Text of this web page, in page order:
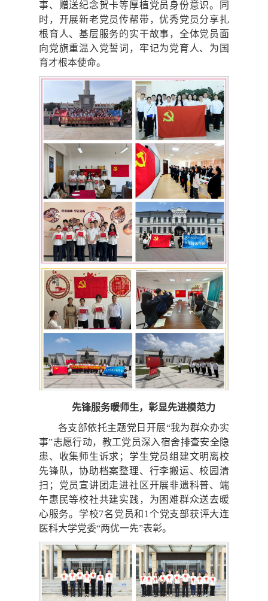
事、赠送纪念贺卡等厚植党员身份意识。同
时，开展新老党员传帮带，优秀党员分享扎
根育人、基层服务的实干故事，全体党员面
向党旗重温入党誓词，牢记为党育人、为国
育才根本使命。
先锋服务暖师生，彰显先进模范力
各支部依托主题党日开展“我为群众办实
事”志愿行动，教工党员深入宿舍排查安全隐
患、收集师生诉求；学生党员组建文明离校
先锋队，协助档案整理、行李搬运、校园清
扫；党员宣讲团走进社区开展非遗科普、端
午惠民等校社共建实践，为困难群众送去暖
心服务。学校7名党员和1个党支部获评大连
医科大学党委“两优一先”表彰。